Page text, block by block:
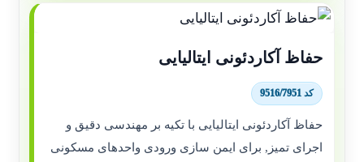
حفاظ آکاردئونی ایتالیایی
کد 9516/7951
حفاظ آکاردئونی ایتالیایی با تکیه بر مهندسی دقیق و
اجرای تمیز, برای ایمن سازی ورودی واحدهای مسکونی